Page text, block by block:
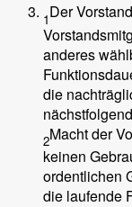
1Der
anderes
die
2Macht der
keinen
ordentlichen
die laufende